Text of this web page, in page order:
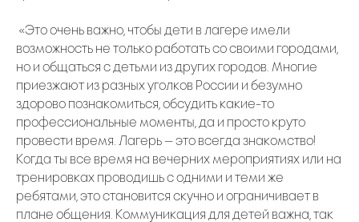
«Это очень важно, чтобы дети в лагере имели
возможность не только работать со своими городами,
но и общаться с детьми из других городов. Многие
приезжают из разных уголков России и безумно
здорово познакомиться, обсудить какие-то
профессиональные моменты, да и просто круто
провести время. Лагерь — это всегда знакомство!
Когда ты все время на вечерних мероприятиях или на
тренировках проводишь с одними и теми же
ребятами, это становится скучно и ограничивает в
плане общения. Коммуникация для детей важна, так